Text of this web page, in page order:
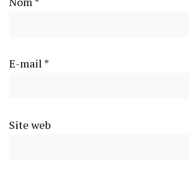
E-mail *
Site web